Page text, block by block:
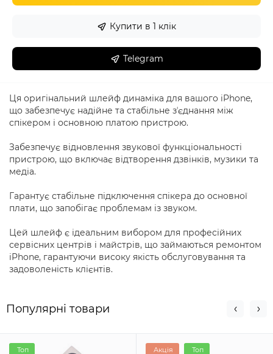
Купити в 1 клік
Telegram
Ця оригінальний шлейф динаміка для вашого iPhone,
що забезпечує надійне та стабільне зʼєднання між
спікером і основною платою пристрою.
Забезпечує відновлення звукової функціональності
пристрою, що включає відтворення дзвінків, музики та
медіа.
Гарантує стабільне підключення спікера до основної
плати, що запобігає проблемам із звуком.
Цей шлейф є ідеальним вибором для професійних
сервісних центрів і майстрів, що займаються ремонтом
iPhone, гарантуючи високу якість обслуговування та
задоволеність клієнтів.
Популярні товари
Топ Акція Топ